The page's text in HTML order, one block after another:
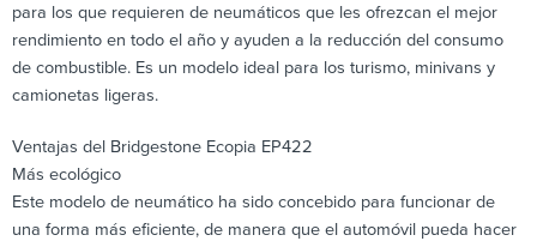
para los que requieren de neumáticos que les ofrezcan el mejor
rendimiento en todo el año y ayuden a la reducción del consumo
de combustible. Es un modelo ideal para los turismo, minivans y
camionetas ligeras.
Ventajas del Bridgestone Ecopia EP422
Más ecológico
Este modelo de neumático ha sido concebido para funcionar de
una forma más eficiente, de manera que el automóvil pueda hacer